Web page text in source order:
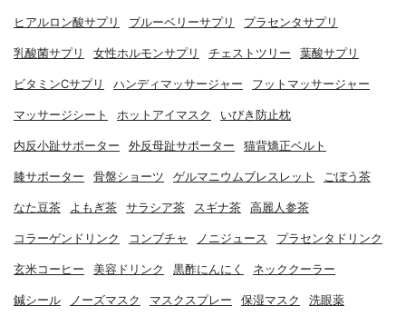
ヒアルロン酸サプリ ブルーベリーサプリ プラセンタサプリ
乳酸菌サプリ 女性ホルモンサプリ チェストツリー 葉酸サプリ
ビタミンCサプリ ハンディマッサージャー フットマッサージャー
マッサージシート ホットアイマスク いびき防止枕
内反小趾サポーター 外反母趾サポーター 猫背矯正ベルト
膝サポーター 骨盤ショーツ ゲルマニウムブレスレット ごぼう茶
なた豆茶 よもぎ茶 サラシア茶 スギナ茶 高麗人参茶
コラーゲンドリンク コンブチャ ノニジュース プラセンタドリンク
玄米コーヒー 美容ドリンク 黒酢にんにく ネッククーラー
鍼シール ノーズマスク マスクスプレー 保湿マスク 洗眼薬